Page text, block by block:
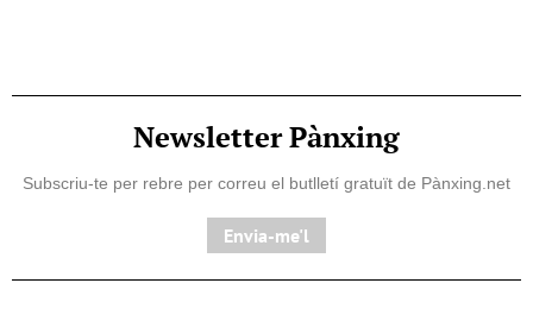
Newsletter Pànxing
Subscriu-te per rebre per correu el butlletí gratuït de Pànxing.net​
Envia-me'l